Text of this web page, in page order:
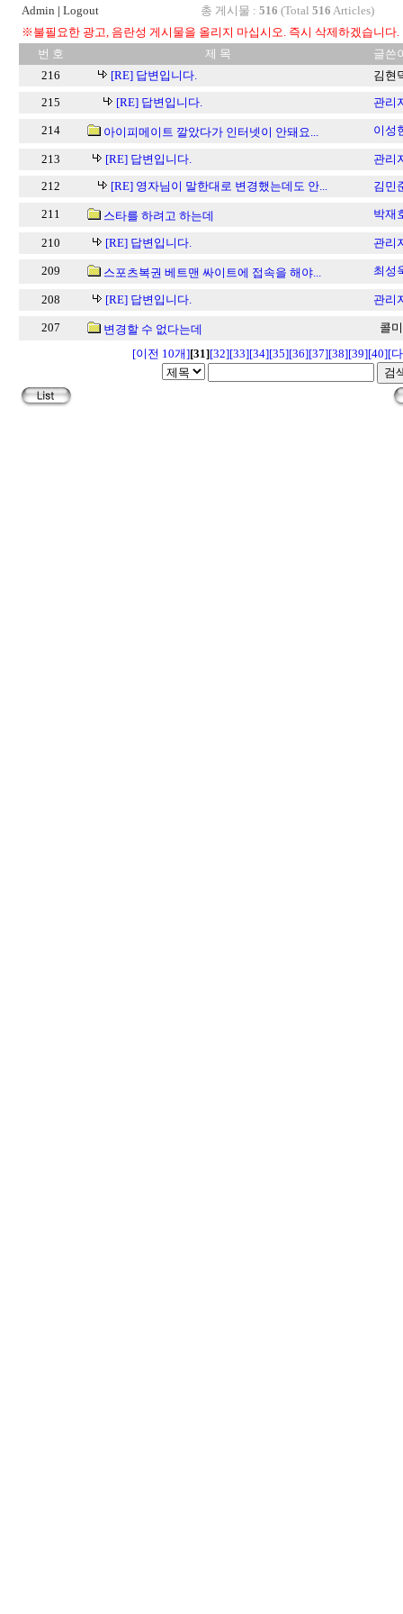
Admin | Logout 총 게시물 : 516 (Total 516 Articles)
※불필요한 광고, 음란성 게시물을 올리지 마십시오. 즉시 삭제하겠습니다.
번 호
제 목
글쓴
216
[RE] 답변입니다.
김현
215
[RE] 답변입니다. 관리
214 아이피메이트 깔았다가 인터넷이 안돼요... 이성
213 [RE] 답변입니다.
관리
212
[RE] 영자님이 말한대로 변경했는데도 안... 김민
211 스타를 하려고 하는데 박재
210 [RE] 답변입니다. 관리
209 스포츠복권 베트맨 싸이트에 접속을 해야... 최성
208 [RE] 답변입니다. 관리
207 변경할 수 없다는데
콜미
[이전 10개][31][32][33][34][35][36][37][38][39][40][